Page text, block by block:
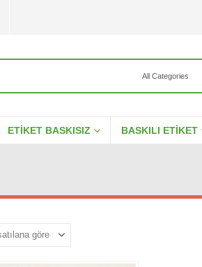
ETIKET BASKISIZ BASKILI ETIKET